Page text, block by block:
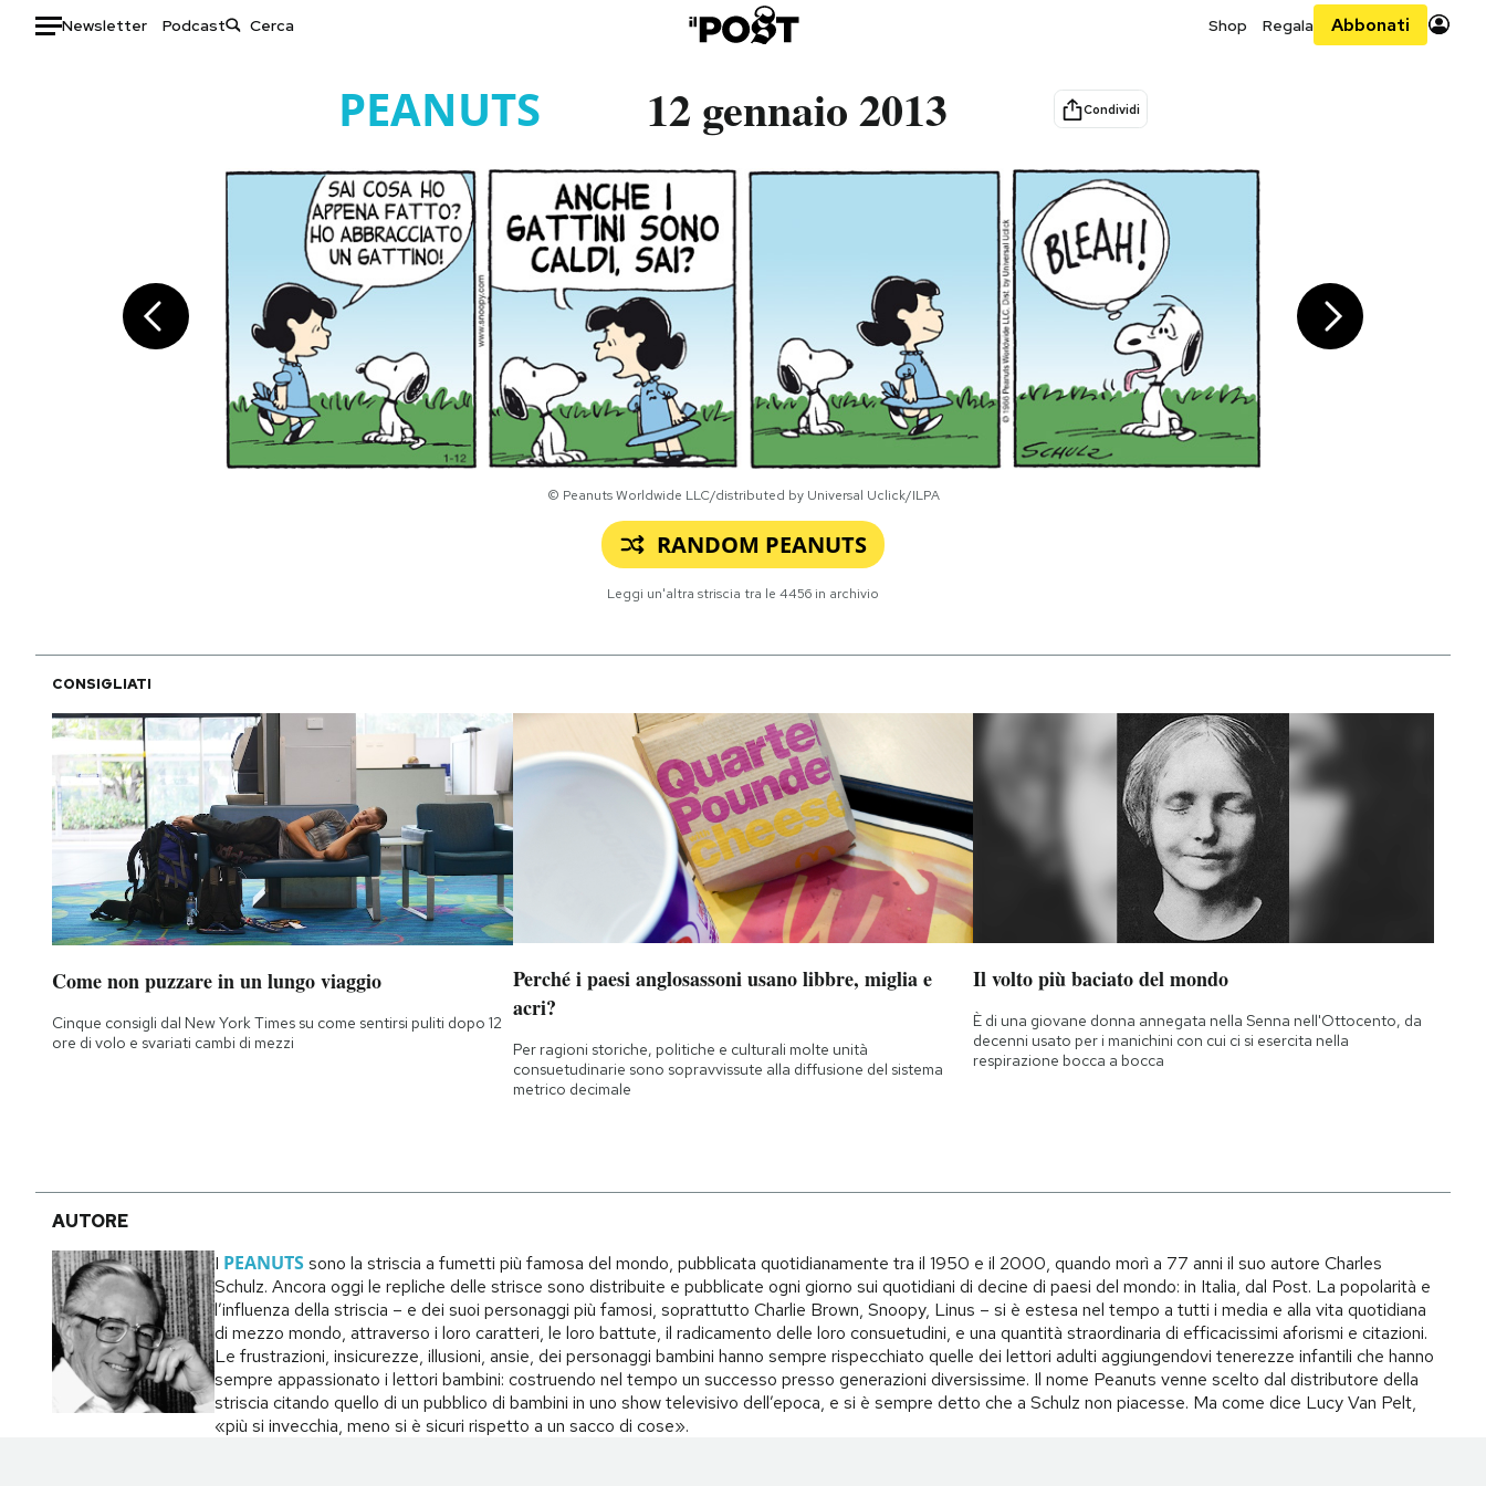
Newsletter Podcast Shop Regala Abbonati
Tecnologia
Internet
Scienza
Consumismi
Storie/Idee
Ok Boomer!
Media
Europa
Altrecose
Mondiali calcio 2026
I MIEI PREFERITI
SHOP
CALENDARIO
AREA PERSONALE
Area Personale
Newsletter
Regala il Post
PEANUTS 12 gennaio 2013 Condividi
© Peanuts Worldwide LLC/distributed by Universal Uclick/ILPA
RANDOM PEANUTS
Leggi un'altra striscia tra le 4456 in archivio
CONSIGLIATI
Come non puzzare in un lungo viaggio
Cinque consigli dal New York Times su come sentirsi puliti dopo 12
ore di volo e svariati cambi di mezzi
Perché i paesi anglosassoni usano libbre, miglia e
acri?
Per ragioni storiche, politiche e culturali molte unità
consuetudinarie sono sopravvissute alla diffusione del sistema
metrico decimale
Il volto più baciato del mondo
È di una giovane donna annegata nella Senna nell'Ottocento, da
decenni usato per i manichini con cui ci si esercita nella
respirazione bocca a bocca
AUTORE
I PEANUTSsono la striscia a fumetti più famosa del mondo, pubblicata quotidianamente tra il 1950 e il 2000, quando morì a 77 anni il suo autore Charles
Schulz. Ancora oggi le repliche delle strisce sono distribuite e pubblicate ogni giorno sui quotidiani di decine di paesi del mondo: in Italia, dal Post. La popolarità e
l’influenza della striscia – e dei suoi personaggi più famosi, soprattutto Charlie Brown, Snoopy, Linus – si è estesa nel tempo a tutti i media e alla vita quotidiana
di mezzo mondo, attraverso i loro caratteri, le loro battute, il radicamento delle loro consuetudini, e una quantità straordinaria di efficacissimi aforismi e citazioni.
Le frustrazioni, insicurezze, illusioni, ansie, dei personaggi bambini hanno sempre rispecchiato quelle dei lettori adulti aggiungendovi tenerezze infantili che hanno
sempre appassionato i lettori bambini: costruendo nel tempo un successo presso generazioni diversissime. Il nome Peanuts venne scelto dal distributore della
striscia citando quello di un pubblico di bambini in uno show televisivo dell’epoca, e si è sempre detto che a Schulz non piacesse. Ma come dice Lucy Van Pelt,
«più si invecchia, meno si è sicuri rispetto a un sacco di cose».